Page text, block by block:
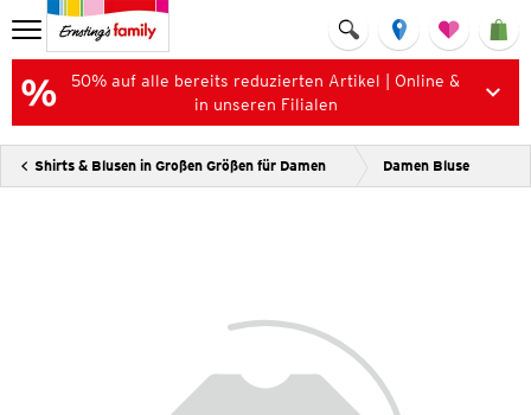
50% auf alle bereits reduzierten Artikel | Online &
in unseren Filialen
Shirts & Blusen in Großen Größen für Damen Damen Bluse